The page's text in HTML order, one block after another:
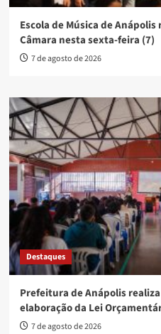
Escola de Música de
Câmara nesta sexta-feira (7)
7 de agosto de 2026
Destaques
Prefeitura de Anápolis
elaboração da Lei
7 de agosto de 2026